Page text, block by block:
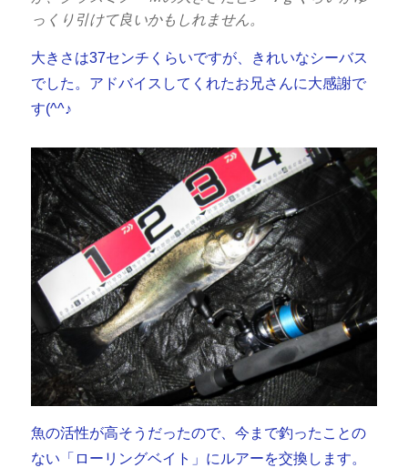
っくり引けて良いかもしれません。
大きさは37センチくらいですが、きれいなシーバス
でした。アドバイスしてくれたお兄さんに大感謝で
す(^^♪
魚の活性が高そうだったので、今まで釣ったことの
ない「ローリングベイト」にルアーを交換します。